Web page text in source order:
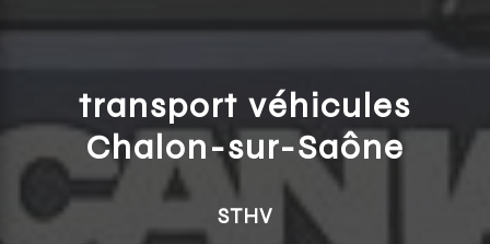
transport véhicules
Chalon-sur-Saône
STHV